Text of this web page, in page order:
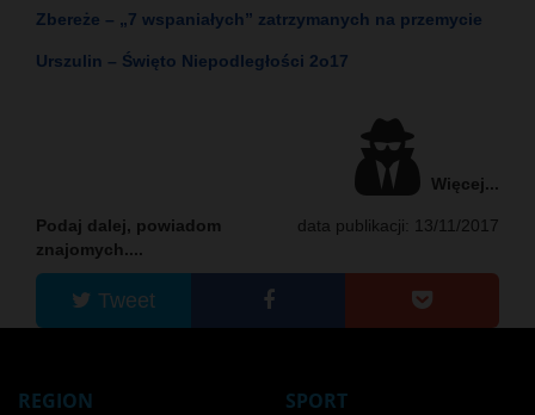
Zbereże – „7 wspaniałych” zatrzymanych na przemycie
Urszulin – Święto Niepodległości 2o17
Więcej...
data publikacji: 13/11/2017
Podaj dalej, powiadom
znajomych....
Tweet
REGION SPORT